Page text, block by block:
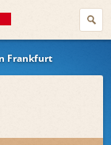
Frankfurt